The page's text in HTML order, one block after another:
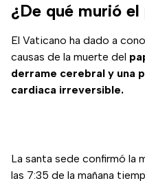
¿De qué murió
El Vaticano ha dado a
causas de la muerte del
derrame cerebral y una
cardiaca irreversible.
La santa sede confirmó la
las 7:35 de la mañana